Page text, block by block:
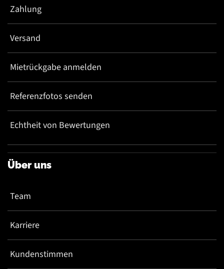
Zahlung
Versand
Mietrückgabe anmelden
Referenzfotos senden
Echtheit von Bewertungen
Über uns
Team
Karriere
Kundenstimmen